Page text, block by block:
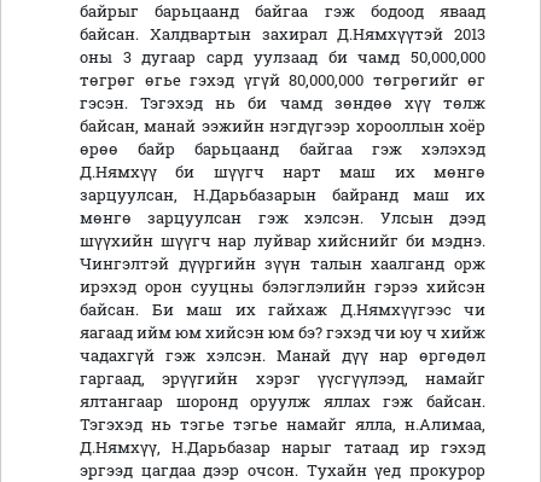
байрыг барьцаанд байгаа гэж бодоод яваад
байсан. Халдвартын захирал Д.Нямхүүтэй 2013
оны 3 дугаар сард уулзаад би чамд 50,000,000
төгрөг өгье гэхэд үгүй 80,000,000 төгрөгийг өг
гэсэн. Тэгэхэд нь би чамд зөндөө хүү төлж
байсан, манай ээжийн нэгдүгээр хорооллын хоёр
өрөө байр барьцаанд байгаа гэж хэлэхэд
Д.Нямхүү би шүүгч нарт маш их мөнгө
зарцуулсан, Н.Дарьбазарын байранд маш их
мөнгө зарцуулсан гэж хэлсэн. Улсын дээд
шүүхийн шүүгч нар луйвар хийснийг би мэднэ.
Чингэлтэй дүүргийн зүүн талын хаалганд орж
ирэхэд орон сууцны бэлэглэлийн гэрээ хийсэн
байсан. Би маш их гайхаж Д.Нямхүүгээс чи
яагаад ийм юм хийсэн юм бэ? гэхэд чи юу ч хийж
чадахгүй гэж хэлсэн. Манай дүү нар өргөдөл
гаргаад, эрүүгийн хэрэг үүсгүүлээд, намайг
ялтангаар шоронд оруулж яллах гэж байсан.
Тэгэхэд нь тэгье тэгье намайг ялла, н.Алимаа,
Д.Нямхүү, Н.Дарьбазар нарыг татаад ир гэхэд
эргээд цагдаа дээр очсон. Тухайн үед прокурор